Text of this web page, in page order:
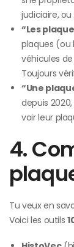
judiciaire,
“Les
plaques (ou
véhicules
Toujours
“Une
depuis
voir leur
4.
Tu veux en
Voici les outils